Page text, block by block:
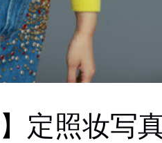
】定照妆写